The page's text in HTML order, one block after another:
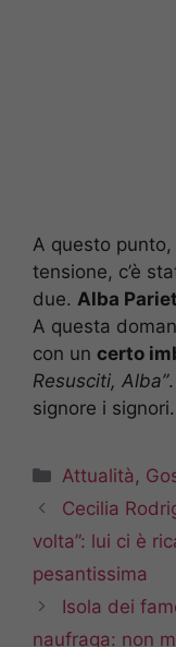
A questo punto,
tensione, c’è
due. Alba
A questa
con un certo
Resusciti, Alba”
signore i signori.
Categorie
Attualità ,
Cecilia
volta”: lui ci è
pesantissima
Isola dei
naufraga: non